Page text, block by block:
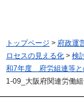
トップページ > 府政運
ロセスの見える化 > 検
和7年度 府労組連等と
1-09_大阪府関連労働